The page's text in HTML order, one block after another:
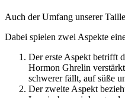
Auch der Umfang unserer
Dabei spielen zwei Aspekte
Der erste Aspekt betrifft
Hormon Ghrelin
schwerer fällt, auf süße
Der zweite Aspekt